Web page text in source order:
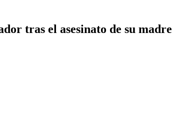
tras el asesinato de su madre